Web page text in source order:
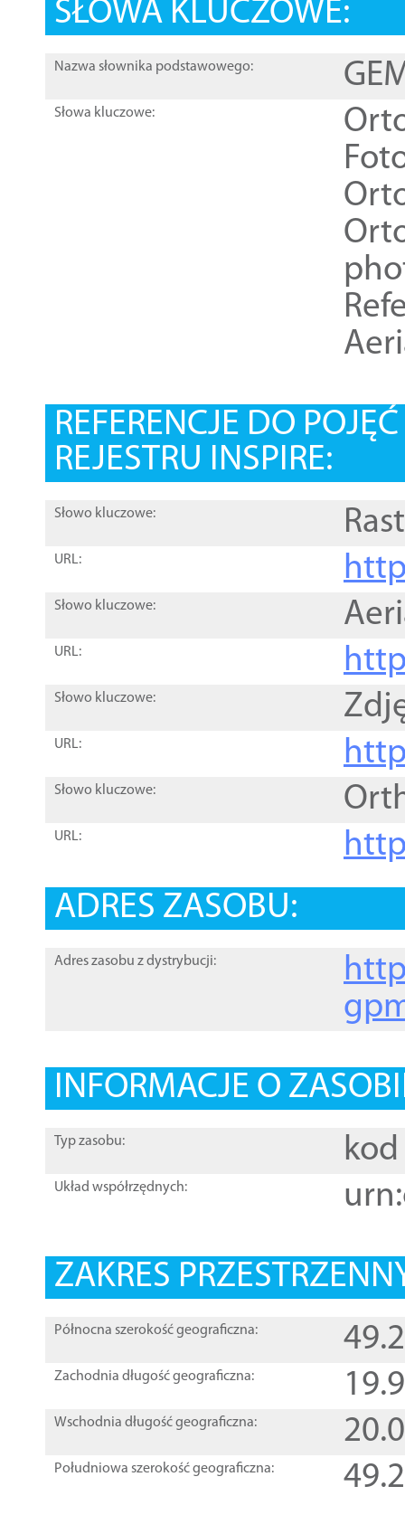
SŁOWA KLUCZOWE:
Nazwa słownika podstawowego:
Słowa kluczowe:
REFERENCJE DO
REJESTRU INSPIRE:
Słowo kluczowe:
URL:
Słowo kluczowe:
URL:
Słowo kluczowe:
URL:
Słowo kluczowe:
URL:
ADRES ZASOBU:
Adres zasobu z dystrybucji:
INFORMACJE O
Typ zasobu: kod
Układ współrzędnych:
ZAKRES
Północna szerokość geograficzna:
Zachodnia długość geograficzna:
Wschodnia długość geograficzna:
Południowa szerokość geograficzna: